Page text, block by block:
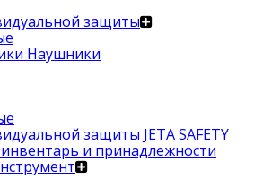
защиты
Наушники
защиты JETA SAFETY
и принадлежности